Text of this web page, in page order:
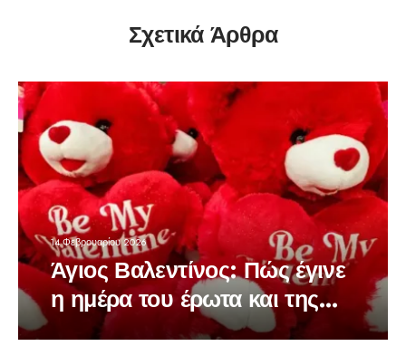
Σχετικά Άρθρα
14 Φεβρουαρίου 2026
Άγιος Βαλεντίνος: Πώς έγινε
η ημέρα του έρωτα και της
αγάπης